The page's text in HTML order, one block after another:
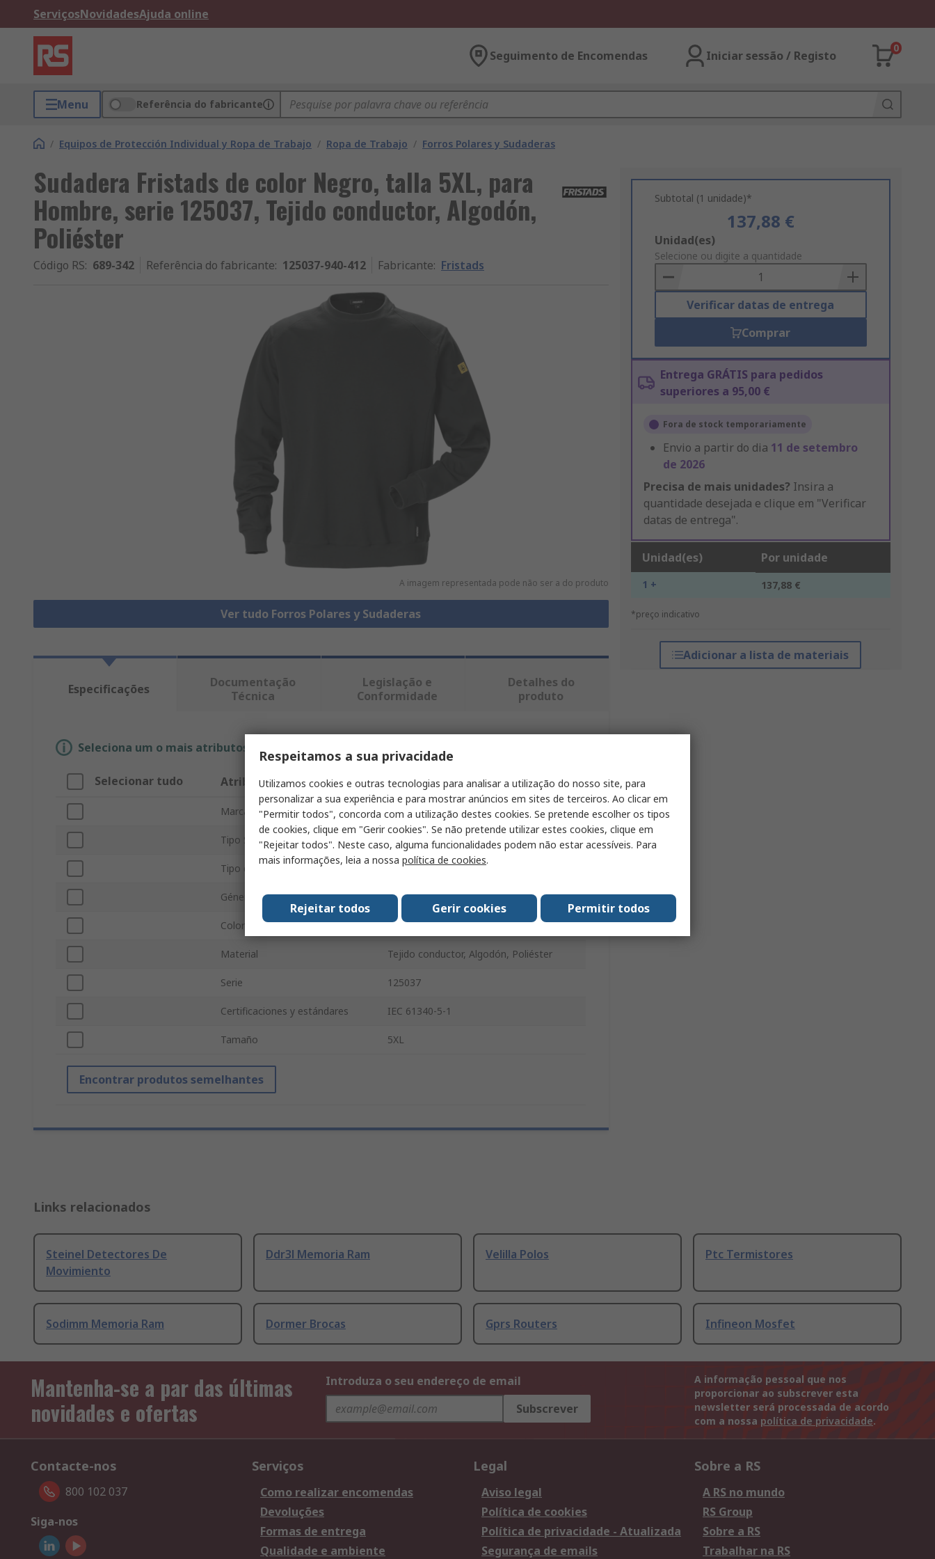
ServiçosNovidadesAjuda online
Seguimento de Encomendas Iniciar sessão / Registo
0
Menu Referência do fabricante
/ Equipos de Protección Individual y Ropa de Trabajo / Ropa de Trabajo / Forros Polares y Sudaderas
Sudadera Fristads de color Negro, talla 5XL, para
Hombre, serie 125037, Tejido conductor, Algodón,
Poliéster
Código RS: 689-342 Referência do fabricante: 125037-940-412 Fabricante: Fristads
A imagem representada pode não ser a do produto
Ver tudo Forros Polares y Sudaderas
Subtotal (1 unidade)*
137,88 €
Add
to
Basket
Unidad(es)
Selecione ou digite a quantidade
Verificar datas de entrega
Comprar
Entrega GRÁTIS para pedidos
superiores a 95,00 €
Fora de stock temporariamente
Envio a partir do dia 11 de setembro
de 2026
Precisa de mais unidades? Insira a
quantidade desejada e clique em "Verificar
datas de entrega".
Unidad(es) Por unidade
1 + 137,88 €
*preço indicativo
Adicionar a lista de materiais
Especificações
Documentação
Técnica
Legislação e
Conformidade
Detalhes do
produto
Seleciona um o mais atributos para encontrar produtos semelhantes.
Selecionar tudo Atributo Valor
Marca Fristads
Tipo Sub Sudadera
Tipo de producto Sudadera
Género Hombre
Color Negro
Material Tejido conductor, Algodón, Poliéster
Serie 125037
Certificaciones y estándares IEC 61340-5-1
Tamaño 5XL
Encontrar produtos semelhantes
Links relacionados
Steinel Detectores De
Movimiento
Ddr3l Memoria Ram Velilla Polos Ptc Termistores
Sodimm Memoria Ram Dormer Brocas Gprs Routers Infineon Mosfet
Mantenha-se a par das últimas
novidades e ofertas
Introduza o seu endereço de email
Subscrever
A informação pessoal que nos
proporcionar ao subscrever esta
newsletter será processada de acordo
com a nossa política de privacidade.
Contacte-nos
800 102 037
Siga-nos
Serviços
Como realizar encomendas
Devoluções
Formas de entrega
Qualidade e ambiente
Legal
Aviso legal
Política de cookies
Política de privacidade - Atualizada
Segurança de emails
Sobre a RS
A RS no mundo
RS Group
Sobre a RS
Trabalhar na RS
Respeitamos a sua privacidade
Utilizamos cookies e outras tecnologias para analisar a utilização do nosso site, para
personalizar a sua experiência e para mostrar anúncios em sites de terceiros. Ao clicar em
"Permitir todos", concorda com a utilização destes cookies. Se pretende escolher os tipos
de cookies, clique em "Gerir cookies". Se não pretende utilizar estes cookies, clique em
"Rejeitar todos". Neste caso, alguma funcionalidades podem não estar acessíveis. Para
mais informações, leia a nossa política de cookies.
Permitir todos
Gerir cookies
Rejeitar todos